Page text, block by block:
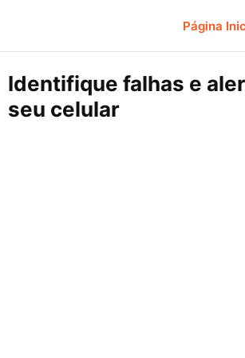
Página
Identifique falhas e
seu celular